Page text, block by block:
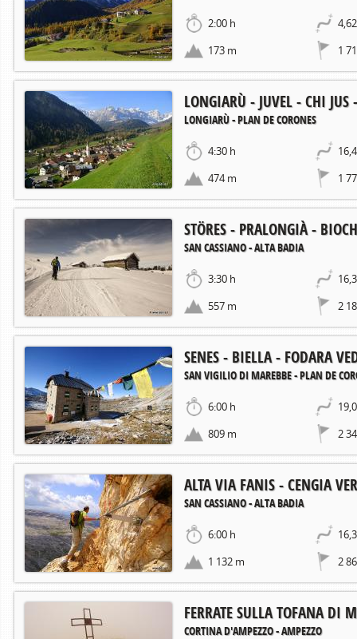
2:00 h
173 m
1
LONGIARÙ - JUVEL - CHI JUS
LONGIARÙ - PLAN DE CORONES
4:30 h
474 m
1
STÖRES - PRALONGIÀ -
SAN CASSIANO - ALTA BADIA
3:30 h
557 m
2
SENES - BIELLA - FODARA
SAN VIGILIO DI MAREBBE - PLAN DE
6:00 h
809 m
2
ALTA VIA FANIS - CENGIA
SAN CASSIANO - ALTA BADIA
6:00 h
1 132 m
2
FERRATE SULLA TOFANA DI
CORTINA D'AMPEZZO - AMPEZZO